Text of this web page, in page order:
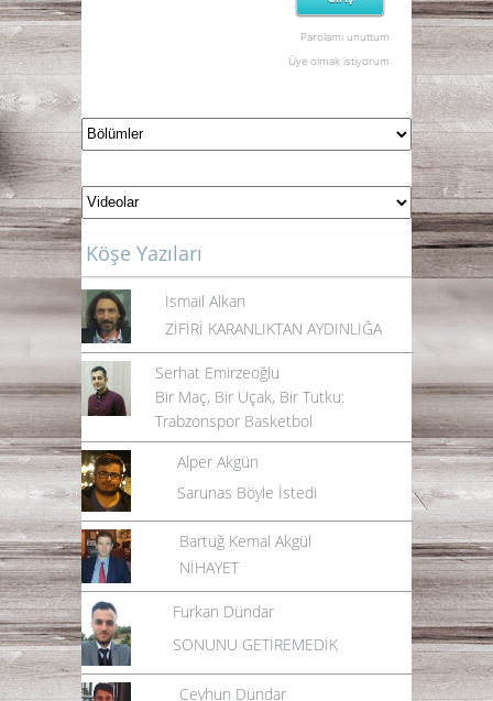
Parolamı unuttum
Üye olmak istiyorum
Köşe Yazıları
İsmail Alkan
ZİFİRİ KARANLIKTAN AYDINLIĞA
Serhat Emirzeoğlu
Bir Maç, Bir Uçak, Bir Tutku:
Trabzonspor Basketbol
Alper Akgün
Sarunas Böyle İstedi
Bartuğ Kemal Akgül
NİHAYET
Furkan Dündar
SONUNU GETİREMEDİK
Ceyhun Dündar